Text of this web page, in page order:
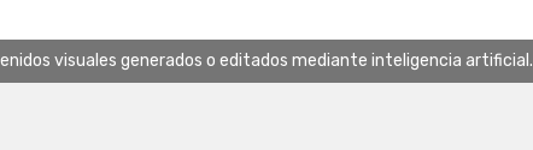
visuales generados o editados mediante inteligencia artificial.